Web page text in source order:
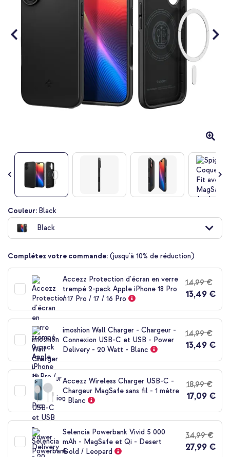
Passer
au
début
de
Galerie
d’images
Couleur: Black
Black
Complétez votre commande: (jusqu'à 10% de réduction)
Accezz Protection d'écran en verre
trempé 2-pack Apple iPhone 18 Pro
/ 17 Pro / 17 / 16 Pro
14,99 €
13,49 €
imoshion Wall Charger - Chargeur -
Connexion USB-C et USB - Power
Delivery - 20 Watt - Blanc
14,99 €
13,49 €
Accezz Wireless Charger USB-C -
Chargeur MagSafe sans fil - 1 mètre
- Blanc
18,99 €
17,09 €
Selencia Powerbank Vivid 5 000
mAh - MagSafe et Qi - Desert
Gold / Leopard
34,99 €
27,99 €